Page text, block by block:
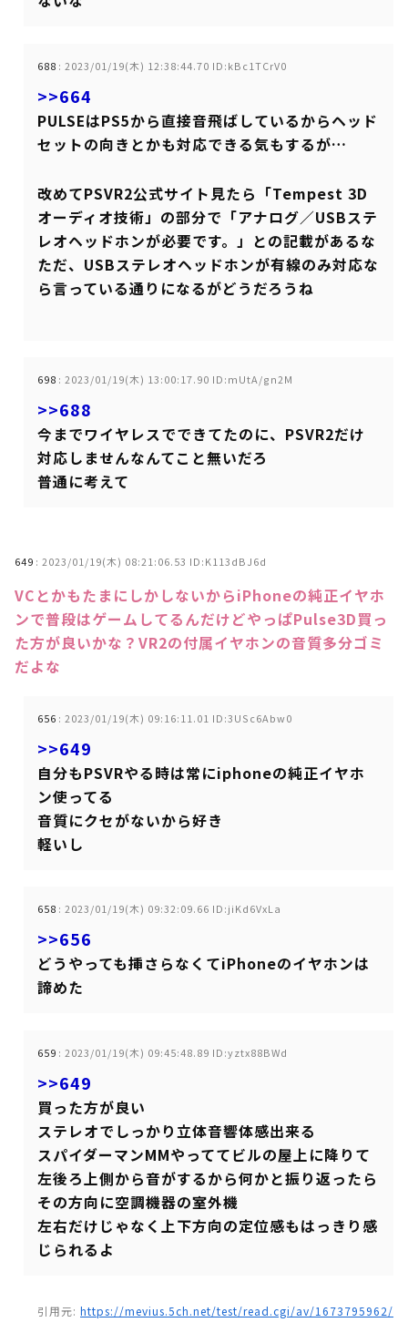
688 : 2023/01/19(木) 12:38:44.70 ID:kBc1TCrV0
>>664
PULSEはPS5から直接音飛ばしているからヘッド
セットの向きとかも対応できる気もするが…
改めてPSVR2公式サイト見たら「Tempest 3D
オーディオ技術」の部分で「アナログ／USBステ
レオヘッドホンが必要です。」との記載があるな
ただ、USBステレオヘッドホンが有線のみ対応な
ら言っている通りになるがどうだろうね
698 : 2023/01/19(木) 13:00:17.90 ID:mUtA/gn2M
>>688
今までワイヤレスでできてたのに、PSVR2だけ
対応しませんなんてこと無いだろ
普通に考えて
649 : 2023/01/19(木) 08:21:06.53 ID:K113dBJ6d
VCとかもたまにしかしないからiPhoneの純正イヤホ
ンで普段はゲームしてるんだけどやっぱPulse3D買っ
た方が良いかな？VR2の付属イヤホンの音質多分ゴミ
だよな
656 : 2023/01/19(木) 09:16:11.01 ID:3USc6Abw0
>>649
自分もPSVRやる時は常にiphoneの純正イヤホ
ン使ってる
音質にクセがないから好き
軽いし
658 : 2023/01/19(木) 09:32:09.66 ID:jiKd6VxLa
>>656
どうやっても挿さらなくてiPhoneのイヤホンは
諦めた
659 : 2023/01/19(木) 09:45:48.89 ID:yztx88BWd
>>649
買った方が良い
ステレオでしっかり立体音響体感出来る
スパイダーマンMMやっててビルの屋上に降りて
左後ろ上側から音がするから何かと振り返ったら
その方向に空調機器の室外機
左右だけじゃなく上下方向の定位感もはっきり感
じられるよ
引用元: https://mevius.5ch.net/test/read.cgi/av/1673795962/